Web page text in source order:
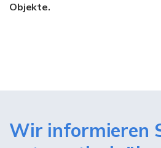
Objekte.
Wir informieren